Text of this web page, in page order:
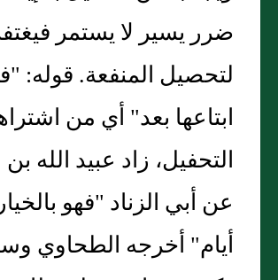
ضرر يسير لا يستمر
لتحصيل المنفعة. قوله:
ابتاعها بعد" أي من
التحفيل، زاد عبيد الله
عن أبي الزناد "فهو
أيام" أخرجه الطحاوي